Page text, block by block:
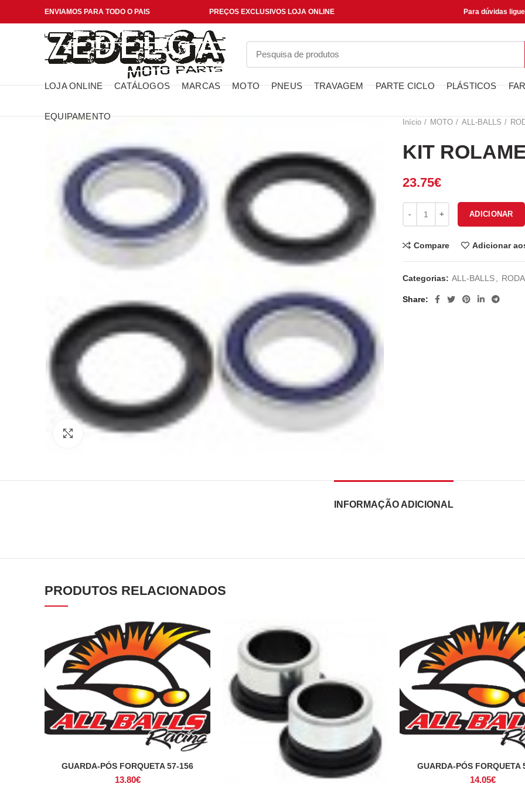
ENVIAMOS PARA TODO O PAIS PREÇOS EXCLUSIVOS LOJA ONLINE Para dúvidas
LOJA ONLINE CATÁLOGOS MARCAS MOTO PNEUS TRAVAGEM PARTE CICLO PLÁSTICOS
EQUIPAMENTO
Click to enlarge
Início MOTO ALL-BALLS
KIT
23.75€
ADICIONAR
Compare Adicionar
Categorias: ALL-BALLS
Share
INFORMAÇÃO ADICIONAL
PRODUTOS RELACIONADOS
ADICIONAR
GUARDA-PÓS FORQUETA 57-156
13.80€
ADICIONAR
GUARDA-PÓS FORQUETA
14.05€